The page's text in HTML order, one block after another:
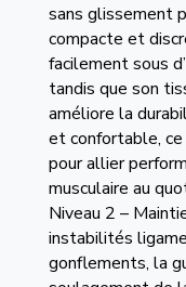
sans glissement
compacte et
facilement sous
tandis que son
améliore la
et confortable,
pour allier
musculaire au
Niveau 2 –
instabilités
gonflements, la